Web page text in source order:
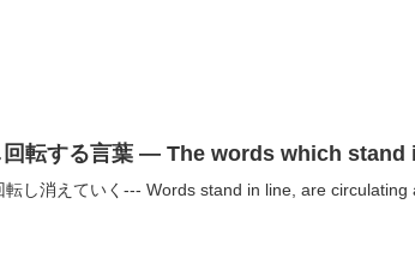
回転する言葉 — The words which
転し消えていく--- Words stand in line, are circulating